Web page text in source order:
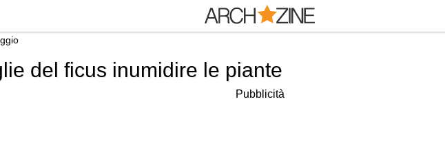
del ficus inumidire le piante
Pubblicità